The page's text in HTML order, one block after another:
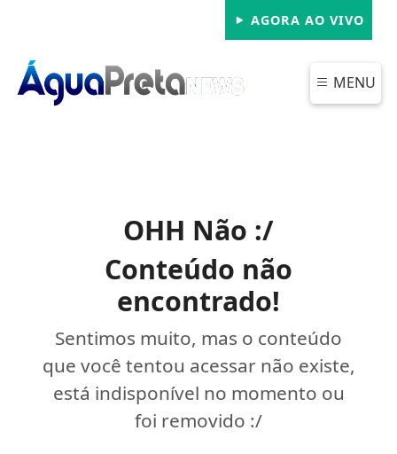
AGORA AO VIVO
MENU
OHH Não :/
Conteúdo não
encontrado!
Sentimos muito, mas o conteúdo
que você tentou acessar não existe,
está indisponível no momento ou
foi removido :/